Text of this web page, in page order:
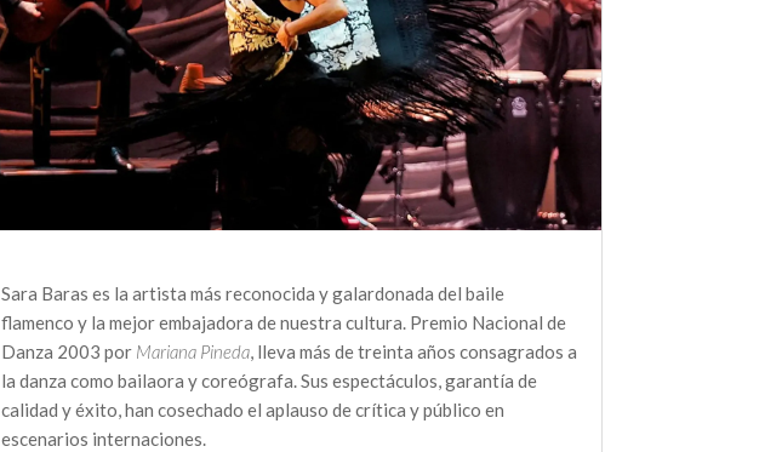
Sara Baras es la artista más reconocida y galardonada del baile
flamenco y la mejor embajadora de nuestra cultura. Premio Nacional de
Danza 2003 por Mariana Pineda, lleva más de treinta años consagrados a
la danza como bailaora y coreógrafa. Sus espectáculos, garantía de
calidad y éxito, han cosechado el aplauso de crítica y público en
escenarios internaciones.